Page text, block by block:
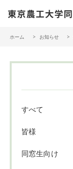
ホーム お知らせ
すべて
皆様
同窓生向け